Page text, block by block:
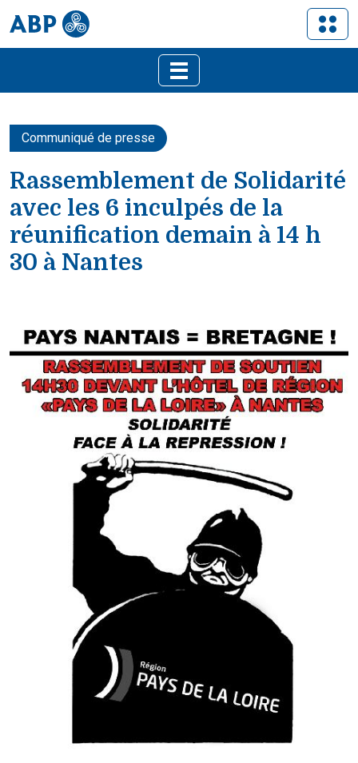
Communiqué de presse
Rassemblement de Solidarité
avec les 6 inculpés de la
réunification demain à 14 h
30 à Nantes